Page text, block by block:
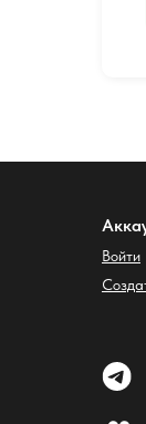
Войти